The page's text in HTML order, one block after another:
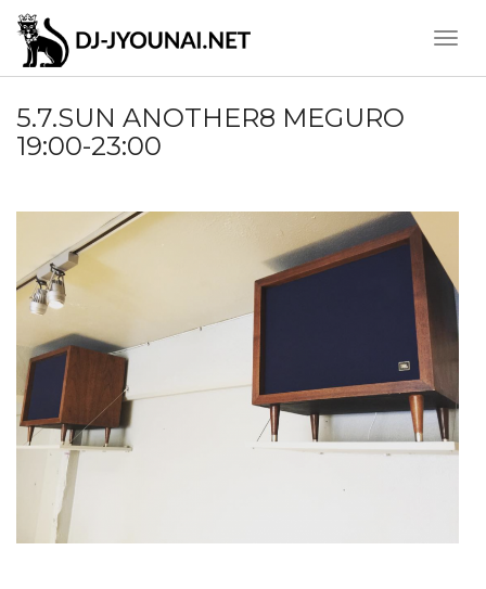
Toggle
5.7.SUN ANOTHER8 MEGURO
19:00-23:00